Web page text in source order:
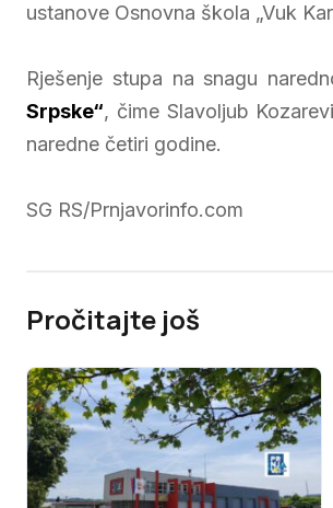
ustanove Osnovna škola „Vuk
Rješenje stupa na snagu
Srpske“, čime Slavoljub
naredne četiri godine.
SG RS/Prnjavorinfo.com
Pročitajte još